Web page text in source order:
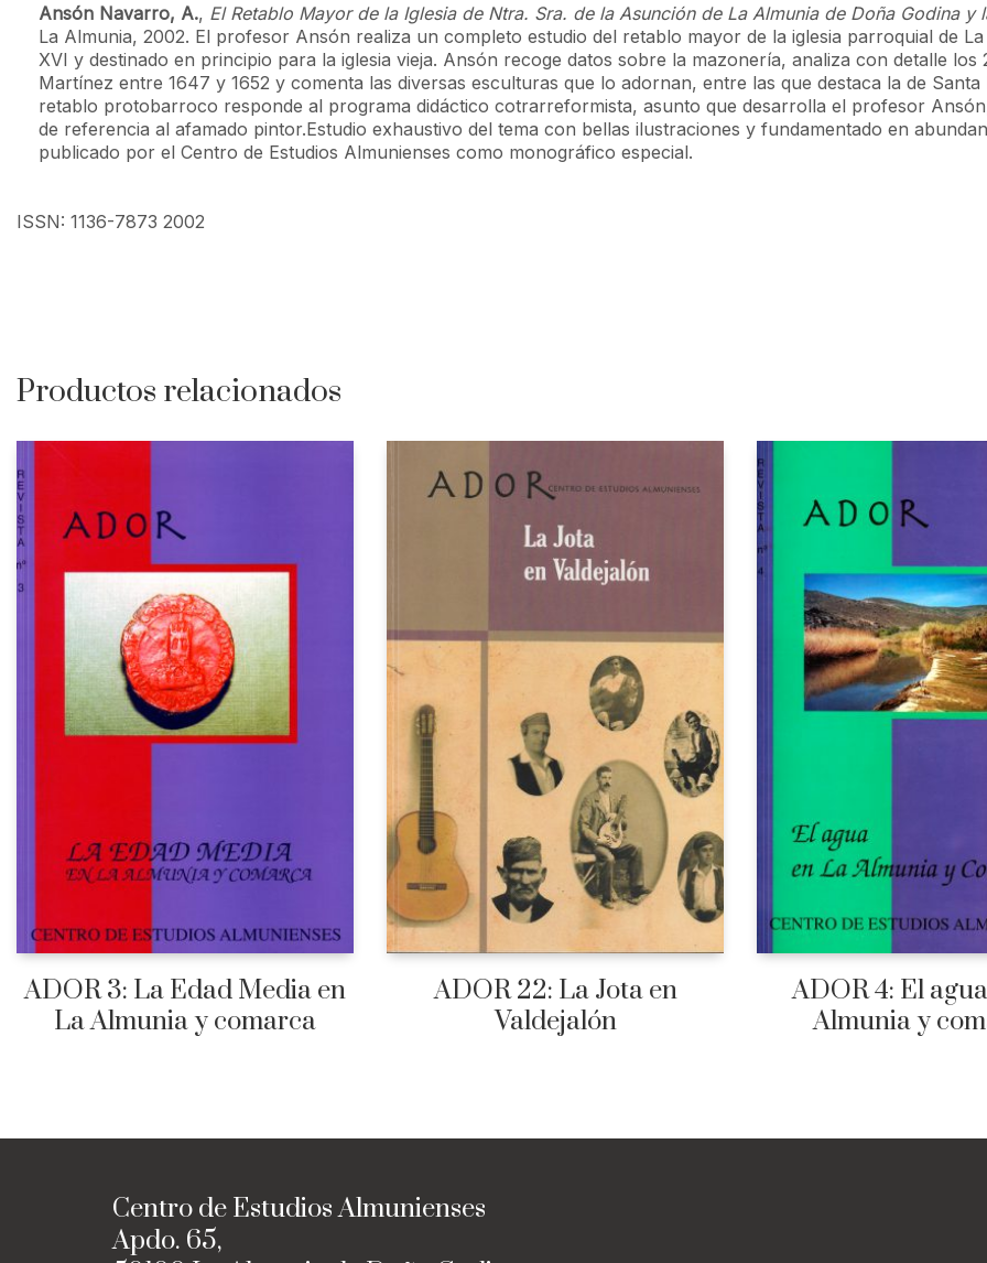
Ansón Navarro, A., El Retablo Mayor de la Iglesia de Ntra. Sra. de la Asunción de La Almunia de Doña Godina y
La Almunia, 2002. El profesor Ansón realiza un completo estudio del retablo mayor de la iglesia parroquial de
XVI y destinado en principio para la iglesia vieja. Ansón recoge datos sobre la mazonería, analiza con detalle
Martínez entre 1647 y 1652 y comenta las diversas esculturas que lo adornan, entre las que destaca la de
retablo protobarroco responde al programa didáctico cotrarreformista, asunto que desarrolla el profesor
de referencia al afamado pintor.Estudio exhaustivo del tema con bellas ilustraciones y fundamentado en
publicado por el Centro de Estudios Almunienses como monográfico especial.
ISSN: 1136-7873 2002
Productos relacionados
ADOR 3: La Edad Media en
La Almunia y comarca
ADOR 22: La Jota en
Valdejalón
ADOR 4: El
Almunia y
Centro de Estudios Almunienses
Apdo. 65,